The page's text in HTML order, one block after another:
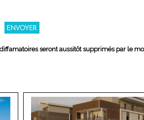
seront aussitôt supprimés par le